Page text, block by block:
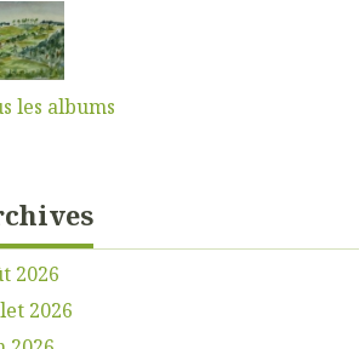
les albums
2026
2026